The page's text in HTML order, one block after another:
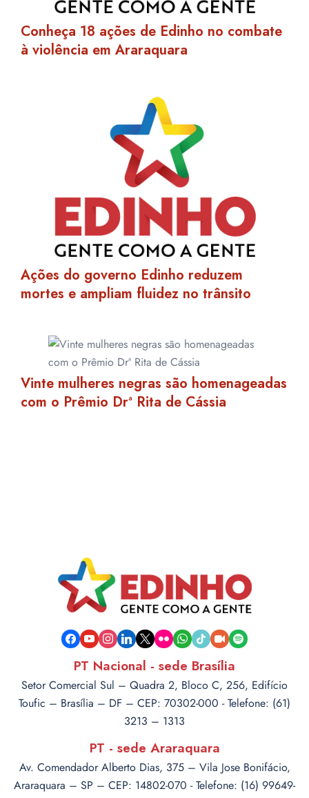
Conheça 18 ações de Edinho no combate
à violência em Araraquara
Ações do governo Edinho reduzem
mortes e ampliam fluidez no trânsito
Vinte mulheres negras são homenageadas
com o Prêmio Drª Rita de Cássia
facebook
youtubeinstagram
linkedin
x flickrwhatsapp
tiktokvideo-spotify
PT Nacional - sede Brasília
Setor Comercial Sul – Quadra 2, Bloco C, 256, Edifício
Toufic – Brasília – DF – CEP: 70302-000 - Telefone: (61)
3213 – 1313
PT - sede Araraquara
Av. Comendador Alberto Dias, 375 – Vila Jose Bonifácio,
Araraquara – SP – CEP: 14802-070 - Telefone: (16) 99649-